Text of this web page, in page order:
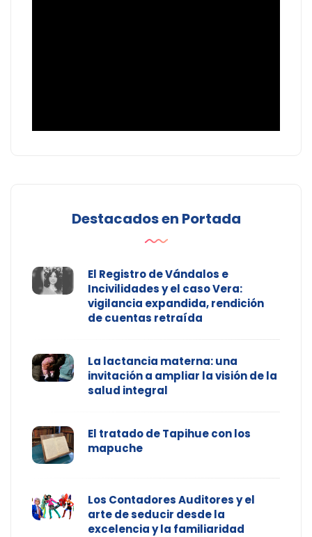
Destacados en Portada
El Registro de Vándalos e
Incivilidades y el caso Vera:
vigilancia expandida, rendición
de cuentas retraída
La lactancia materna: una
invitación a ampliar la visión de la
salud integral
El tratado de Tapihue con los
mapuche
Los Contadores Auditores y el
arte de seducir desde la
excelencia y la familiaridad